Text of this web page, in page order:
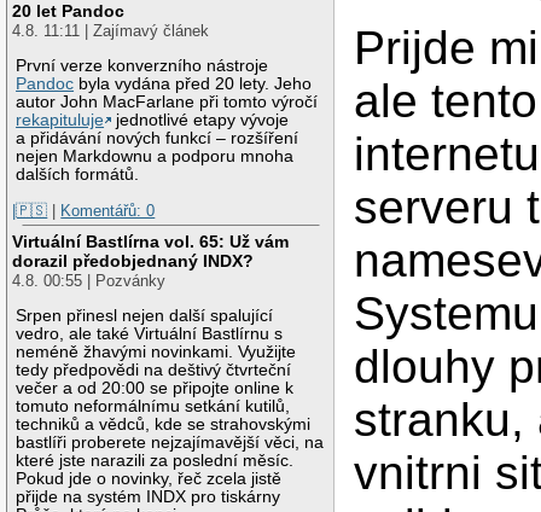
20 let Pandoc
4.8. 11:11 | Zajímavý článek
První verze konverzního nástroje
Pandoc byla vydána před 20 lety. Jeho
autor John MacFarlane při tomto výročí
rekapituluje
jednotlivé etapy vývoje
a přidávání nových funkcí – rozšíření
nejen Markdownu a podporu mnoha
dalších formátů.
|🇵🇸 | Komentářů: 0
Virtuální Bastlírna vol. 65: Už vám
dorazil předobjednaný INDX?
4.8. 00:55 | Pozvánky
Srpen přinesl nejen další spalující
vedro, ale také Virtuální Bastlírnu s
neméně žhavými novinkami. Využijte
tedy předpovědi na deštivý čtvrteční
večer a od 20:00 se připojte online k
tomuto neformálnímu setkání kutilů,
techniků a vědců, kde se strahovskými
bastlíři proberete nejzajímavější věci, na
které jste narazili za poslední měsíc.
Pokud jde o novinky, řeč zcela jistě
přijde na systém INDX pro tiskárny
Prijde
ale
serveru
dlouhy
stranku,
vnitrni